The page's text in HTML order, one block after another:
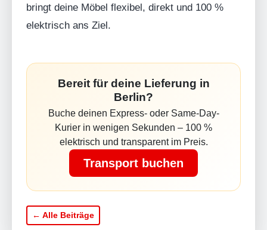
bringt deine Möbel flexibel, direkt und 100 %
elektrisch ans Ziel.
Bereit für deine Lieferung in
Berlin?
Buche deinen Express- oder Same-Day-
Kurier in wenigen Sekunden – 100 %
elektrisch und transparent im Preis.
Transport buchen
← Alle Beiträge